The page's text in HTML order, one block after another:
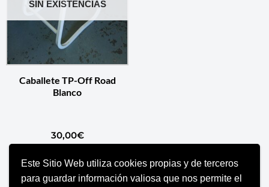
Este Sitio Web utiliza cookies propias y de terceros
para guardar información valiosa que nos permite el
SIN EXISTENCIAS
Caballete TP-Off Road
Blanco
30,00€
LEER MÁS